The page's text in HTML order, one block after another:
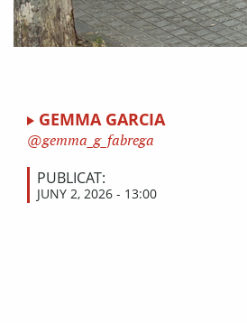
GEMMA GARCIA
gemma_g_fabrega
PUBLICAT:
JUNY 2, 2026 - 13:00